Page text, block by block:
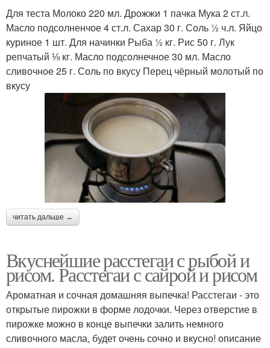
Для теста Молоко 220 мл. Дрожжи 1 пачка Мука 2 ст.л.
Масло подсолненчое 4 ст.л. Сахар 30 г. Соль ½ ч.л. Яйцо
куриное 1 шт. Для начинки Рыба ½ кг. Рис 50 г. Лук
репчатый ⅛ кг. Масло подсолнечное 30 мл. Масло
сливочное 25 г. Соль по вкусу Перец чёрный молотый по
вкусу
читать дальше →
Вкуснейшие расстегаи с рыбой и
рисом. Расстегаи с сайрой и рисом
Ароматная и сочная домашняя выпечка! Расстегаи - это
открытые пирожки в форме лодочки. Через отверстие в
пирожке можно в конце выпечки залить немного
сливочного масла, будет очень сочно и вкусно! описание